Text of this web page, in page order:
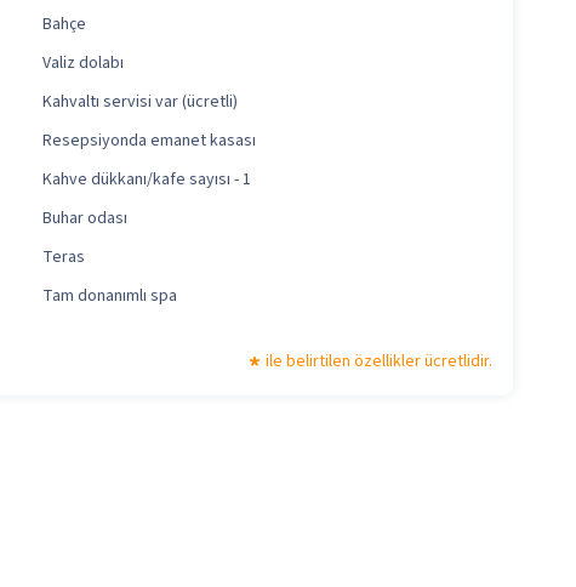
Bahçe
Valiz dolabı
Kahvaltı servisi var (ücretli)
Resepsiyonda emanet kasası
Kahve dükkanı/kafe sayısı - 1
Buhar odası
Teras
Tam donanımlı spa
ile belirtilen özellikler ücretlidir.